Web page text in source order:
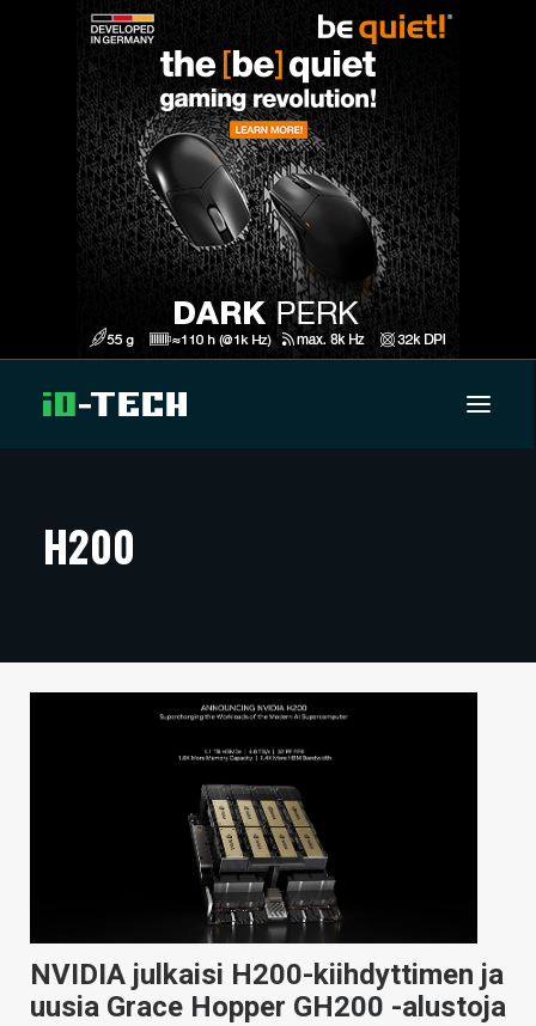
ARTIKKELIT
TECHBBS
HAKU
H200
NVIDIA julkaisi H200-kiihdyttimen ja
uusia Grace Hopper GH200 -alustoja